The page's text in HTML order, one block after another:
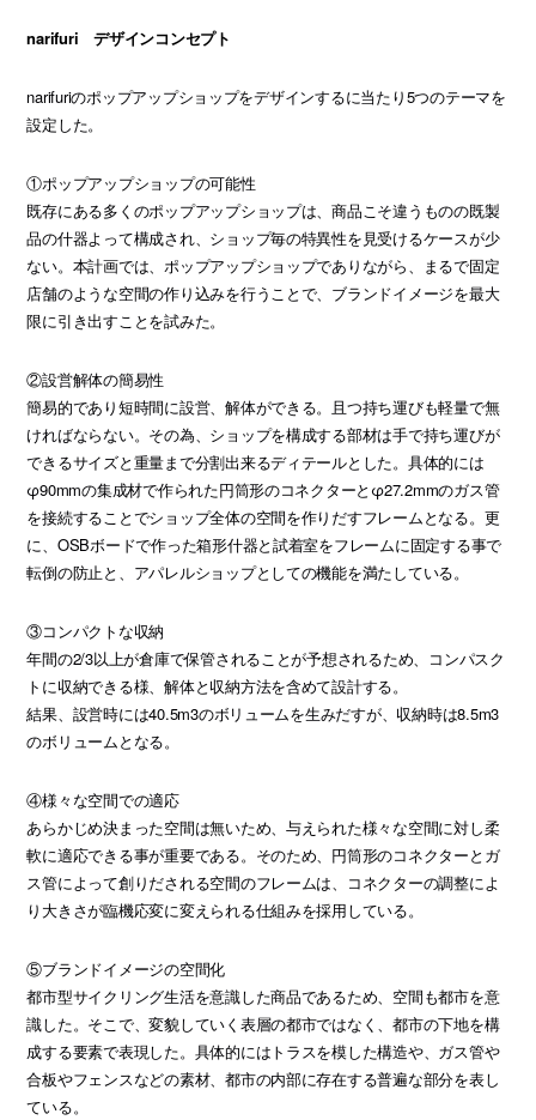
narifuri デザインコンセプト
narifuriのポップアップショップをデザインするに当たり5つのテーマを
設定した。
①ポップアップショップの可能性
既存にある多くのポップアップショップは、商品こそ違うものの既製
品の什器よって構成され、ショップ毎の特異性を見受けるケースが少
ない。本計画では、ポップアップショップでありながら、まるで固定
店舗のような空間の作り込みを行うことで、ブランドイメージを最大
限に引き出すことを試みた。
②設営解体の簡易性
簡易的であり短時間に設営、解体ができる。且つ持ち運びも軽量で無
ければならない。その為、ショップを構成する部材は手で持ち運びが
できるサイズと重量まで分割出来るディテールとした。具体的には
φ90mmの集成材で作られた円筒形のコネクターとφ27.2mmのガス管
を接続することでショップ全体の空間を作りだすフレームとなる。更
に、OSBボードで作った箱形什器と試着室をフレームに固定する事で
転倒の防止と、アパレルショップとしての機能を満たしている。
③コンパクトな収納
年間の2/3以上が倉庫で保管されることが予想されるため、コンパスク
トに収納できる様、解体と収納方法を含めて設計する。
結果、設営時には40.5m3のボリュームを生みだすが、収納時は8.5m3
のボリュームとなる。
④様々な空間での適応
あらかじめ決まった空間は無いため、与えられた様々な空間に対し柔
軟に適応できる事が重要である。そのため、円筒形のコネクターとガ
ス管によって創りだされる空間のフレームは、コネクターの調整によ
り大きさが臨機応変に変えられる仕組みを採用している。
⑤ブランドイメージの空間化
都市型サイクリング生活を意識した商品であるため、空間も都市を意
識した。そこで、変貌していく表層の都市ではなく、都市の下地を構
成する要素で表現した。具体的にはトラスを模した構造や、ガス管や
合板やフェンスなどの素材、都市の内部に存在する普遍な部分を表し
ている。